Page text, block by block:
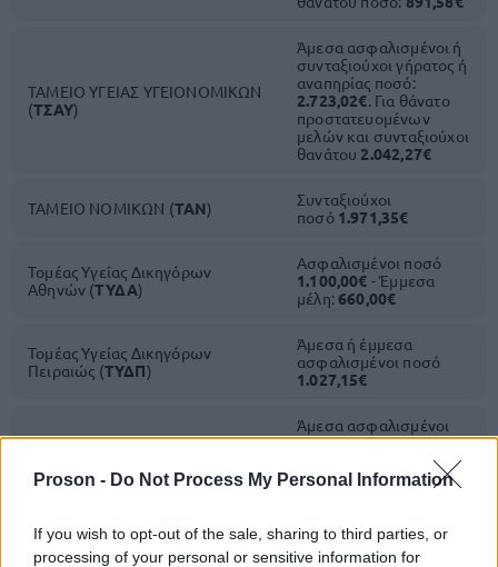
Proson - Do Not Process My Personal Information
If you wish to opt-out of the sale, sharing to third parties, or
processing of your personal or sensitive information for
ΤΑΜΕΙΟ ΥΓΕΙΑΣ ΥΓΕΙΟΝΟΜΙΚΩΝ
(ΤΣΑΥ)
Άμεσα ασφαλισμένοι ή
συνταξιούχοι γήρατος ή
αναπηρίας ποσό:
2.723,02€. Για θάνατο
προστατευομένων
μελών και συνταξιούχοι
θανάτου 2.042,27€
ΤΑΜΕΙΟ ΝΟΜΙΚΩΝ (ΤΑΝ)
Συνταξιούχοι
ποσό 1.971,35€
Τομέας Υγείας Δικηγόρων
Αθηνών (ΤΥΔΑ)
Ασφαλισμένοι ποσό
1.100,00€ - Έμμεσα
μέλη:660,00€
Τομέας Υγείας Δικηγόρων
Πειραιώς (ΤΥΔΠ)
Άμεσα ή έμμεσα
ασφαλισμένοι ποσό
1.027,15€
ΤΟΜΕΑΣ ΥΓΕΙΑΣ ΔΙΚΗΓΟΡΩΝ
Άμεσα ασφαλισμένοι
ποσό :2.500,00€-
Έμμεσα μέλη ποσό:
1.470,00€
Τομέας Πρόνοιας Δικαστικών
Επιμελητών (ΤΥΔΕ)
Άμεσα ασφαλισμένοι
ποσό: 1.500,00€